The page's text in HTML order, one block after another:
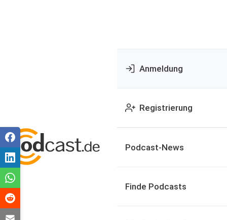
Anmeldung
Registrierung
Podcast-News
Finde Podcasts